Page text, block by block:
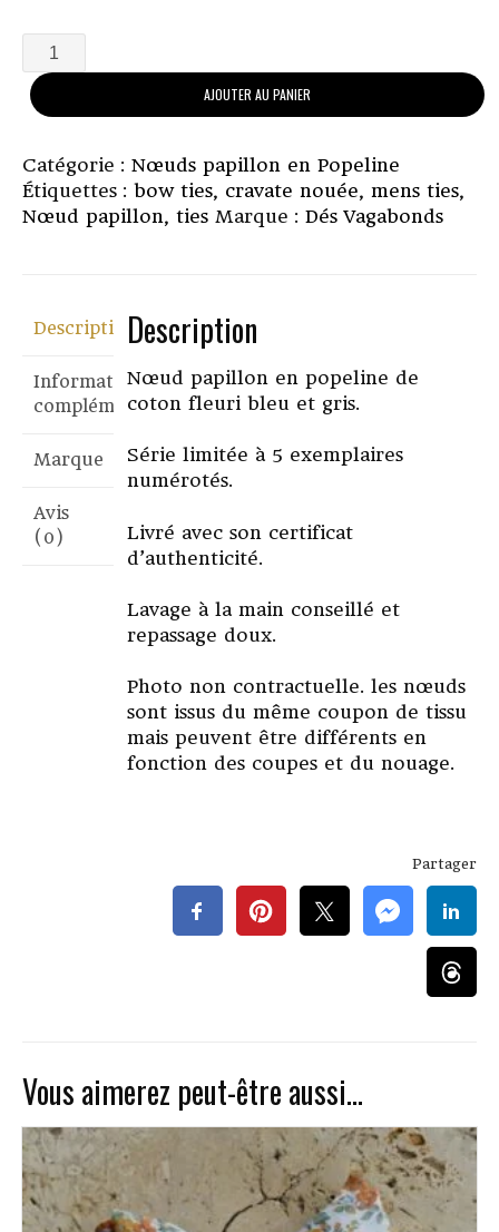
quantité
de
Nœud
papillon
Popeline
de
coton:
AJOUTER AU PANIER
Catégorie : Nœuds papillon en Popeline
Étiquettes : bow ties, cravate nouée, mens ties,
Nœud papillon, ties Marque : Dés Vagabonds
Description
Informations
complémentaires
Marque
Avis
(0)
Description
Nœud papillon en popeline de
coton fleuri bleu et gris.
Série limitée à 5 exemplaires
numérotés.
Livré avec son certificat
d’authenticité.
Lavage à la main conseillé et
repassage doux.
Photo non contractuelle. les nœuds
sont issus du même coupon de tissu
mais peuvent être différents en
fonction des coupes et du nouage.
Partager
Vous aimerez peut-être aussi…